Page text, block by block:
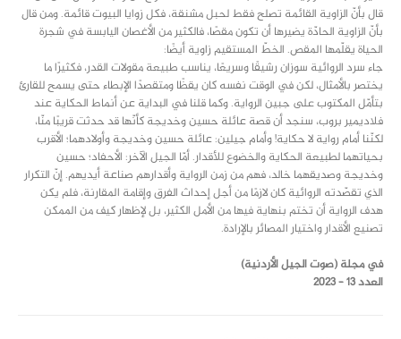
قال بأنّ الزاوية القائمة تصلح فقط لحبل مشنقة، فكل زوايا البيوت قائمة. ومن قال
بأنّ الزاوية الحادّة يضيرها أن تكون مقصًا، فالكثير من الأغصان اليابسة في شجرة
الحياة يقلّمها المقص. الخطّ المستقيم زاوية أيضًا:
جاء سرد الروائية سوزان رشيقًا وسريعًا، يناسب طبيعة مقولات القدر، فكثيرًا ما
يختصر بالأمثال، لكن في الوقت نفسه كان يقظًا ومتقصدًا الإبطاء حتى يسمح للقارئ
بتأمّل المكتوب على جبين الرواية. وكما قلنا في البداية عن أنماط الحكاية عند
فلاديمير بروب، سنجد أن قصة عائلة حسين وخديجة كأنّها قد حدثت قريبًا منّا،
لكنّنا أمام رواية لا حكاية! وأمام جيلين: عائلة حسين وخديجة وأولادهما؛ الأقرب
بحياتهما لطبيعة الحكاية والخضوع للأقدار. أمّا الجيل الآخر: الأحفاد؛ حسين
وخديجة وصديقهما خالد، فهم من زمن الرواية وأقدارهم صناعة أيديهم. إنّ التكرار
الذي تقصّدته الروائية كان لازمًا من أجل إحداث الفرق وإقامة المقارنة، فلم يكن
هدف الرواية أن تختم بنهاية فيها من الأمل الكثير، بل لإظهار كيف من الممكن
تصنيع الأقدار واختيار المصائر بالإرادة.
في مجلة (صوت الجيل الأردنية)
العدد 13 – 2023